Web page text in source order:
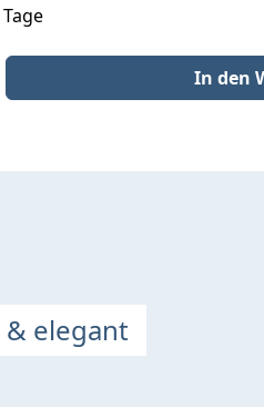
ein oder benutze die
In den
elegant